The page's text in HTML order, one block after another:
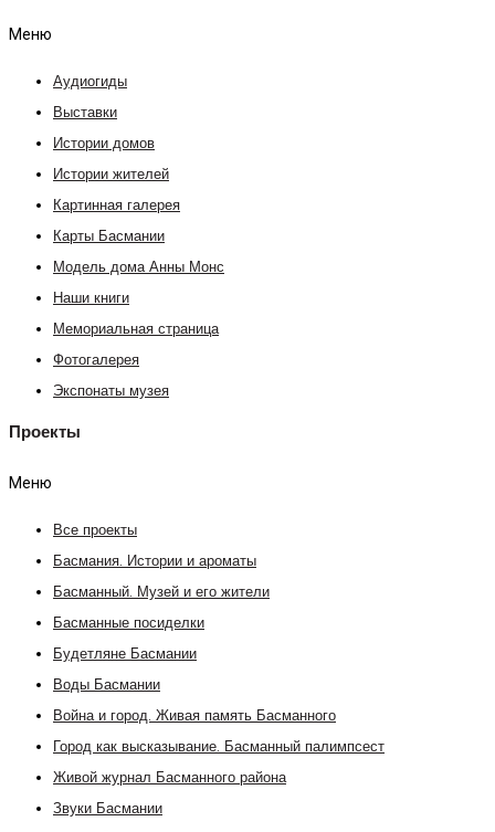
Меню
Аудиогиды
Выставки
Истории домов
Истории жителей
Картинная галерея
Карты Басмании
Модель дома Анны Монс
Наши книги
Мемориальная страница
Фотогалерея
Экспонаты музея
Проекты
Меню
Все проекты
Басмания. Истории и ароматы
Басманный. Музей и его жители
Басманные посиделки
Будетляне Басмании
Воды Басмании
Война и город. Живая память Басманного
Город как высказывание. Басманный палимпсест
Живой журнал Басманного района
Звуки Басмании